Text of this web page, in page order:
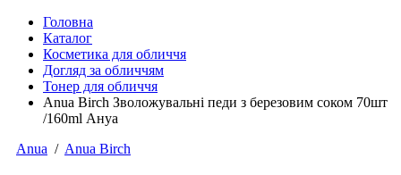
Головна
Каталог
Косметика для обличчя
Догляд за обличчям
Тонер для обличчя
Anua Birch Зволожувальні педи з березовим соком 70шт
/160ml Ануа
Anua / Anua Birch